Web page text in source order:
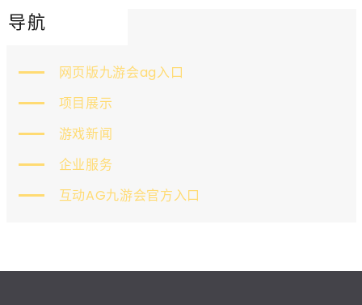
导航
网页版九游会ag入口
项目展示
游戏新闻
企业服务
互动AG九游会官方入口